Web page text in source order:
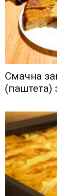
Смачна
(паштета)